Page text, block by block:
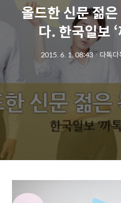
올드한 신문 젊
다. 한국일보
2015. 6. 1. 08:43ㆍ 다독